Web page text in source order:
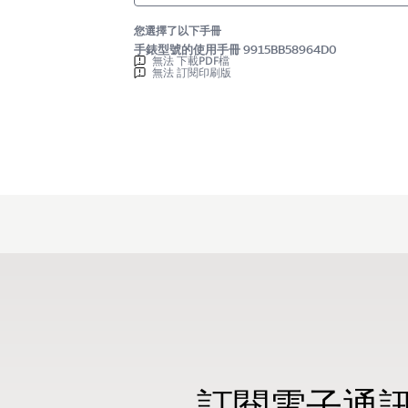
您選擇了以下手冊
手錶型號的使用手冊 9915BB58964D0
無法 下載PDF檔
無法 訂閱印刷版